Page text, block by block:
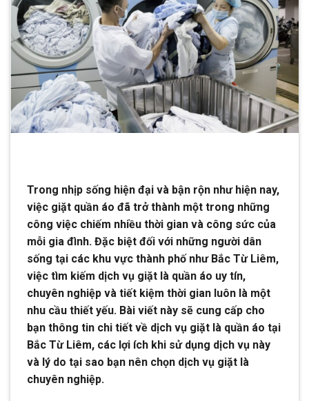
Trong nhịp sống hiện đại và bận rộn như hiện nay,
việc giặt quần áo đã trở thành một trong những
công việc chiếm nhiều thời gian và công sức của
mỗi gia đình. Đặc biệt đối với những người dân
sống tại các khu vực thành phố như Bắc Từ Liêm,
việc tìm kiếm dịch vụ giặt là quần áo uy tín,
chuyên nghiệp và tiết kiệm thời gian luôn là một
nhu cầu thiết yếu. Bài viết này sẽ cung cấp cho
bạn thông tin chi tiết về dịch vụ giặt là quần áo tại
Bắc Từ Liêm, các lợi ích khi sử dụng dịch vụ này
và lý do tại sao bạn nên chọn dịch vụ giặt là
chuyên nghiệp.